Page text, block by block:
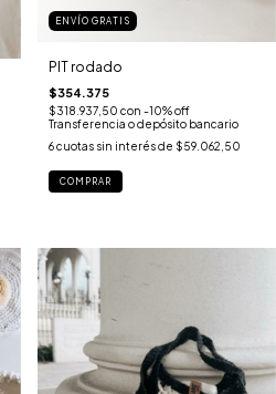
ENVÍO GRATIS
PIT rodado
$354.375
$318.937,50 con -10% off
Transferencia o depósito bancario
6 cuotas sin interés de $59.062,50
COMPRAR